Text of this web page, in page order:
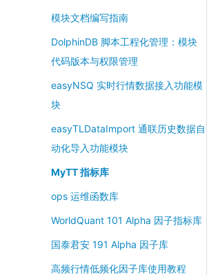
模块文档编写指南
DolphinDB 脚本工程化管理：模块
代码版本与权限管理
easyNSQ 实时行情数据接入功能模
块
easyTLDataImport 通联历史数据自
动化导入功能模块
MyTT 指标库
ops 运维函数库
WorldQuant 101 Alpha 因子指标库
国泰君安 191 Alpha 因子库
高频行情低频化因子库使用教程